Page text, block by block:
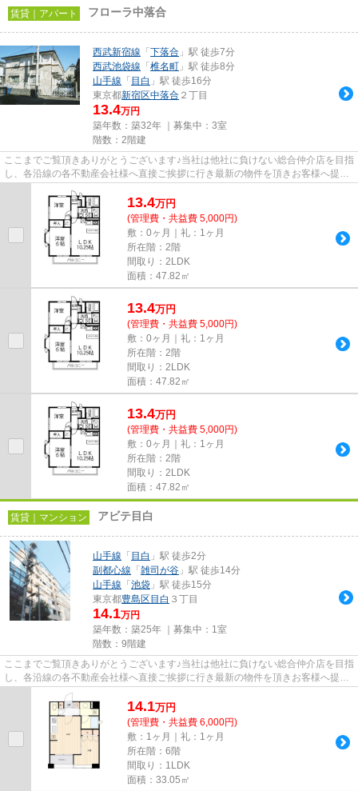
賃貸｜アパート フローラ中落合
西武新宿線 「 下落合 」駅 徒歩7分
西武池袋線 「 椎名町 」駅 徒歩8分
山手線 「 目白 」駅 徒歩16分
東京都新宿区中落合 ２丁目
13.4万円
築年数：築32年 ｜募集中： 3室
階数：2階建
ここまでご覧頂きありがとうございます♪当社は他社に負けない総合仲介店を目指
し、各沿線の各不動産会社様へ直接ご挨拶に行き最新の物件を頂きお客様へ提供
13.4万円
(管理費・共益費 5,000円)
敷：0ヶ月｜礼：1ヶ月
所在階：2階
間取り：2LDK
面積：47.82㎡
13.4万円
(管理費・共益費 5,000円)
敷：0ヶ月｜礼：1ヶ月
所在階：2階
間取り：2LDK
面積：47.82㎡
13.4万円
(管理費・共益費 5,000円)
敷：0ヶ月｜礼：1ヶ月
所在階：2階
間取り：2LDK
面積：47.82㎡
賃貸｜マンション アビテ目白
山手線 「 目白 」駅 徒歩2分
副都心線 「 雑司が谷 」駅 徒歩14分
山手線 「 池袋 」駅 徒歩15分
東京都豊島区 目白 ３丁目
14.1万円
築年数：築25年 ｜募集中： 1室
階数：9階建
ここまでご覧頂きありがとうございます♪当社は他社に負けない総合仲介店を目指
し、各沿線の各不動産会社様へ直接ご挨拶に行き最新の物件を頂きお客様へ提供
しております！最新の情報は...
14.1万円
(管理費・共益費 6,000円)
敷：1ヶ月｜礼：1ヶ月
所在階：6階
間取り：1LDK
面積：33.05㎡